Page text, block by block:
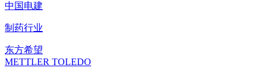
中国电建
制药行业
东方希望
METTLER TOLEDO